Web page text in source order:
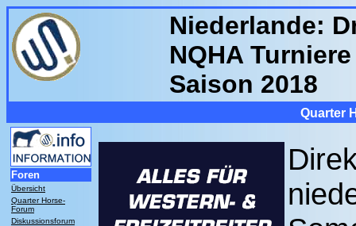
Niederlande:
NQHA
Saison 2018
Quarter
Foren
Übersicht
Quarter Horse-
Forum
Diskussionsforum